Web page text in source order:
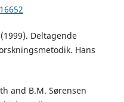
Deltagende
Hans
and B.M. Sørensen